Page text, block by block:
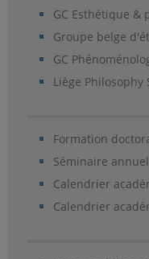
GC Esthétique
Groupe belge
GC
Liège Philosophy
Formation
Séminaire annuel
Calendrier
Calendrier